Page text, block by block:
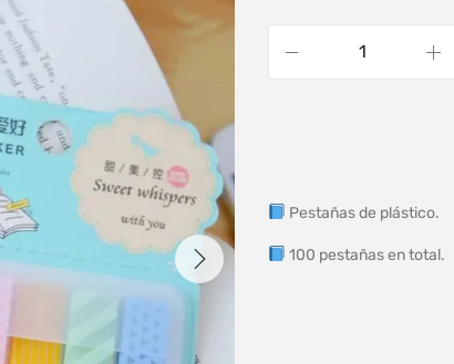
Pestañas de plástico.
100 pestañas en total.